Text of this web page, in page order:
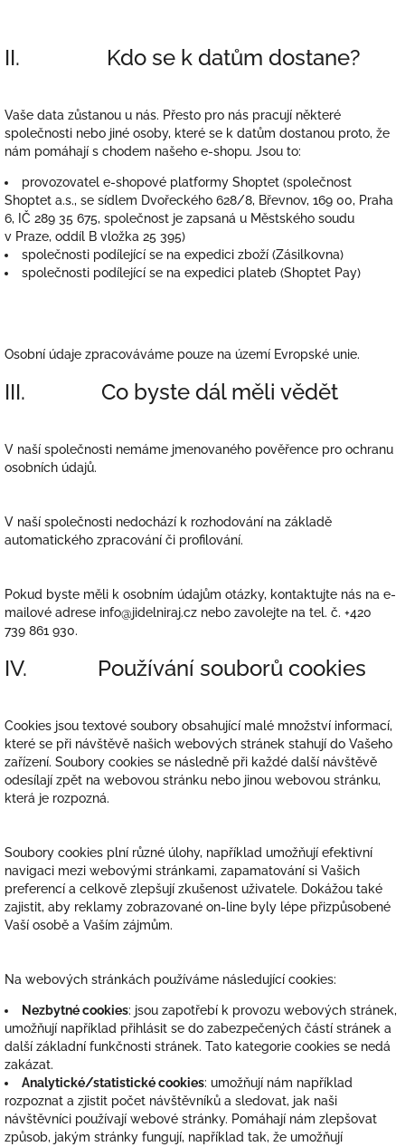
II. Kdo se k datům dostane?
Vaše data zůstanou u nás. Přesto pro nás pracují některé
společnosti nebo jiné osoby, které se k datům dostanou proto, že
nám pomáhají s chodem našeho e-shopu. Jsou to:
provozovatel e-shopové platformy Shoptet (společnost
Shoptet a.s., se sídlem Dvořeckého 628/8, Břevnov, 169 00, Praha
6, IČ 289 35 675, společnost je zapsaná u Městského soudu
v Praze, oddíl B vložka 25 395)
společnosti podílející se na expedici zboží (Zásilkovna)
společnosti podílející se na expedici plateb (Shoptet Pay)
Osobní údaje zpracováváme pouze na území Evropské unie.
III. Co byste dál měli vědět
V naší společnosti nemáme jmenovaného pověřence pro ochranu
osobních údajů.
V naší společnosti nedochází k rozhodování na základě
automatického zpracování či profilování.
Pokud byste měli k osobním údajům otázky, kontaktujte nás na e-
mailové adrese info@jidelniraj.cz nebo zavolejte na tel. č. +420
739 861 930.
IV. Používání souborů cookies
Cookies jsou textové soubory obsahující malé množství informací,
které se při návštěvě našich webových stránek stahují do Vašeho
zařízení. Soubory cookies se následně při každé další návštěvě
odesílají zpět na webovou stránku nebo jinou webovou stránku,
která je rozpozná.
Soubory cookies plní různé úlohy, například umožňují efektivní
navigaci mezi webovými stránkami, zapamatování si Vašich
preferencí a celkově zlepšují zkušenost uživatele. Dokážou také
zajistit, aby reklamy zobrazované on-line byly lépe přizpůsobené
Vaší osobě a Vaším zájmům.
Na webových stránkách používáme následující cookies:
Nezbytné cookies: jsou zapotřebí k provozu webových stránek,
umožňují například přihlásit se do zabezpečených částí stránek a
další základní funkčnosti stránek. Tato kategorie cookies se nedá
zakázat.
Analytické/statistické cookies: umožňují nám například
rozpoznat a zjistit počet návštěvníků a sledovat, jak naši
návštěvníci používají webové stránky. Pomáhají nám zlepšovat
způsob, jakým stránky fungují, například tak, že umožňují